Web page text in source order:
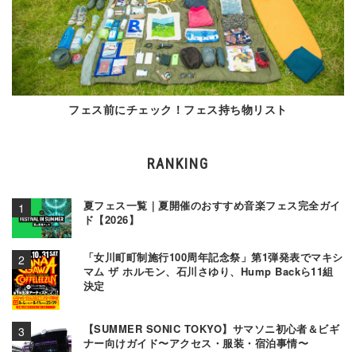
フェス前にチェック！フェス持ち物リスト
RANKING
夏フェス一覧｜夏開催のおすすめ音楽フェス完全ガイ
ド【2026】
「女川町町制施行100周年記念祭」第1弾発表でマキシ
マム ザ ホルモン、石川さゆり、Hump Backら11組
決定
【SUMMER SONIC TOKYO】サマソニ初心者＆ビギ
ナー向けガイド〜アクセス・服装・宿泊事情〜